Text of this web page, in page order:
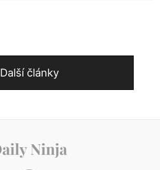
Další články